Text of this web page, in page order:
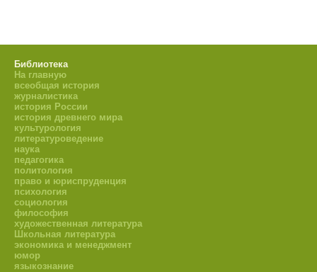
Библиотека
На главную
всеобщая история
журналистика
история России
история древнего мира
культурология
литературоведение
наука
педагогика
политология
право и юриспруденция
психология
социология
философия
художественная литература
Школьная литература
экономика и менеджмент
юмор
языкознание